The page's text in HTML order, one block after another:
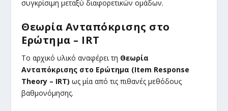
συγκρίσιμη μεταξύ διαφορετικών ομάδων.
Θεωρία Ανταπόκρισης στο
Ερώτημα – IRT
Το αρχικό υλικό αναφέρει τη Θεωρία
Ανταπόκρισης στο Ερώτημα (Item Response
Theory – IRT) ως μία από τις πιθανές μεθόδους
βαθμονόμησης.